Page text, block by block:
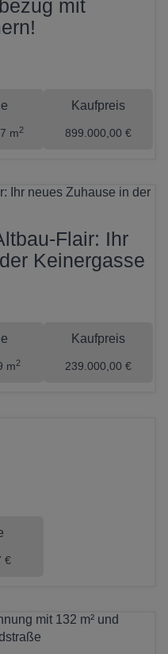
mit
m2
Kaufpreis
899.000,00 €
Flair: Ihr
Keinergasse
m2
Kaufpreis
239.000,00 €
€